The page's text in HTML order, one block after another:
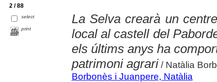
2 / 88
select
print
La Selva crearà un
local al castell del
els últims anys ha
patrimoni agrari/ Natàlia
Borbonès i Juanpere, Natàlia